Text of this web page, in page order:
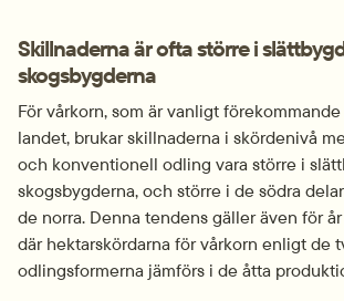
Skillnaderna är ofta större i
skogsbygderna
För vårkorn, som är vanligt
landet, brukar skillnaderna i skördenivå
och konventionell odling vara större i
skogsbygderna, och större i de södra
de norra. Denna tendens gäller även för år
där hektarskördarna för vårkorn enligt de
odlingsformerna jämförs i de åtta